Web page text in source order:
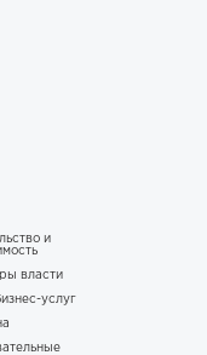
и
власти
услуг